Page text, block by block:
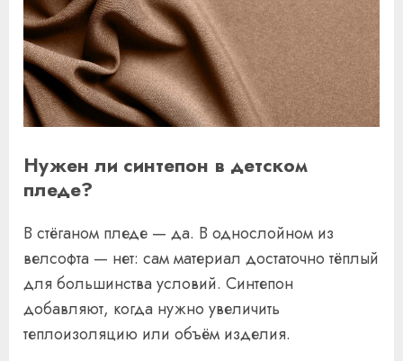
Нужен ли синтепон в детском
пледе?
В стёганом пледе — да. В однослойном из
велсофта — нет: сам материал достаточно тёплый
для большинства условий. Синтепон
добавляют, когда нужно увеличить
теплоизоляцию или объём изделия.